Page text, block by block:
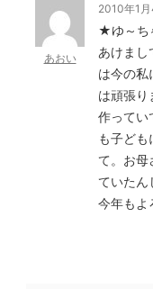
あおい
2010年1
★ゆ～ち
あけまし
は今の私
は頑張り
作ってい
も子ども
て。お母
ていたん
今年もよ